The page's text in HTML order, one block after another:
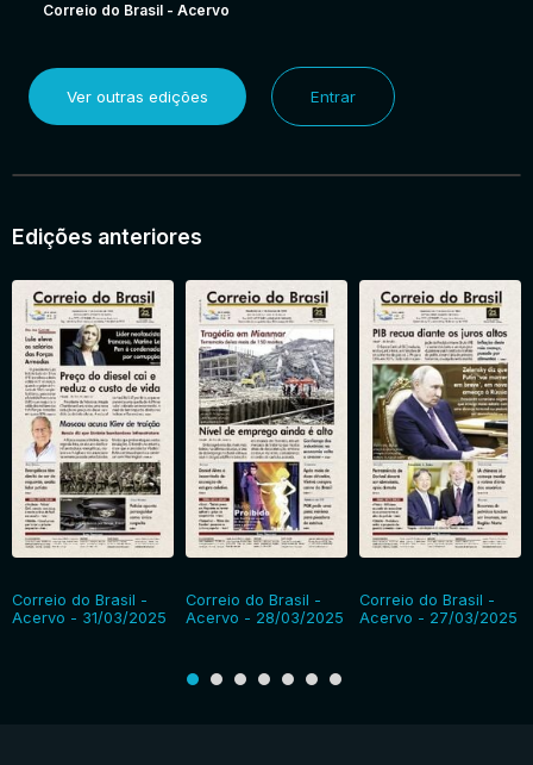
Correio do Brasil - Acervo
Ver outras edições Entrar
Edições anteriores
Correio do Brasil -
Acervo - 31/03/2025
Correio do Brasil -
Acervo - 28/03/2025
Correio do Brasil -
Acervo - 27/03/2025